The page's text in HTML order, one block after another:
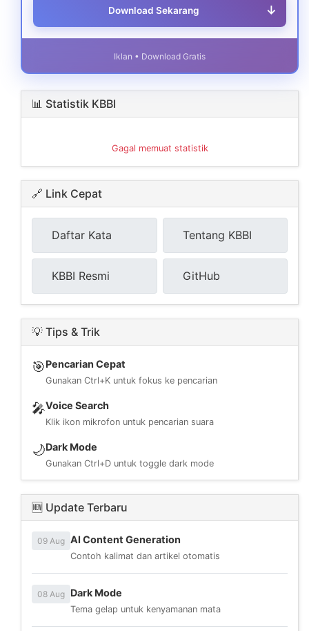
Download Sekarang ↓
Iklan • Download Gratis
📊 Statistik KBBI
Gagal memuat statistik
🔗 Link Cepat
Daftar Kata Tentang KBBI
KBBI Resmi GitHub
💡 Tips & Trik
🎯Pencarian Cepat
Gunakan Ctrl+K untuk fokus ke pencarian
🎤Voice Search
Klik ikon mikrofon untuk pencarian suara
🌙Dark Mode
Gunakan Ctrl+D untuk toggle dark mode
🆕 Update Terbaru
09 Aug AI Content Generation
Contoh kalimat dan artikel otomatis
08 Aug Dark Mode
Tema gelap untuk kenyamanan mata